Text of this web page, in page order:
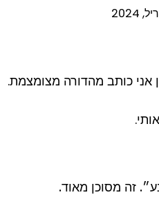
אני כותב מהדורה מצומצמת.
זה מסוכן מאוד.